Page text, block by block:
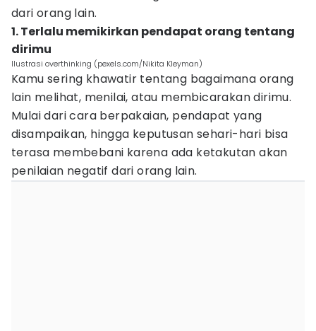
dari orang lain.
1. Terlalu memikirkan pendapat orang tentang
dirimu
Ilustrasi overthinking (pexels.com/Nikita Kleyman)
Kamu sering khawatir tentang bagaimana orang
lain melihat, menilai, atau membicarakan dirimu.
Mulai dari cara berpakaian, pendapat yang
disampaikan, hingga keputusan sehari-hari bisa
terasa membebani karena ada ketakutan akan
penilaian negatif dari orang lain.